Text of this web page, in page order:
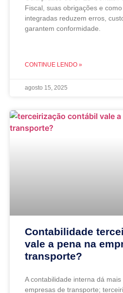
Fiscal, suas obrigações e
integradas reduzem erros,
garantem conformidade.
CONTINUE LENDO »
agosto 15, 2025
Contabilidade
vale a pena na
transporte?
A contabilidade interna dá
empresas de transporte;